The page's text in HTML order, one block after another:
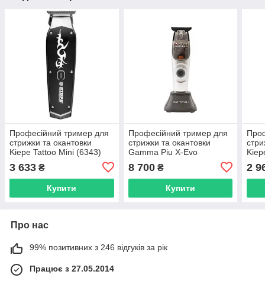
Професійний тример для
стрижки та окантовки
Kiepe Tattoo Mini (6343)
3 633 ₴
Купити
Професійний тример для
стрижки та окантовки
Gamma Piu X-Evo
8 700₴
Купити
2
Про нас
99% позитивних з 246 відгуків за рік
Працює з 27.05.2014